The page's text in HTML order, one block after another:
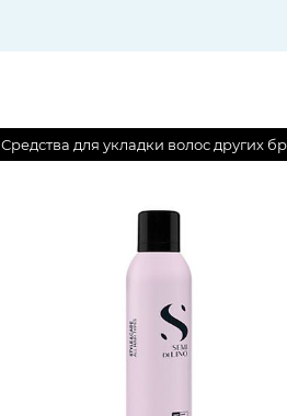
Средства для укладки волос других